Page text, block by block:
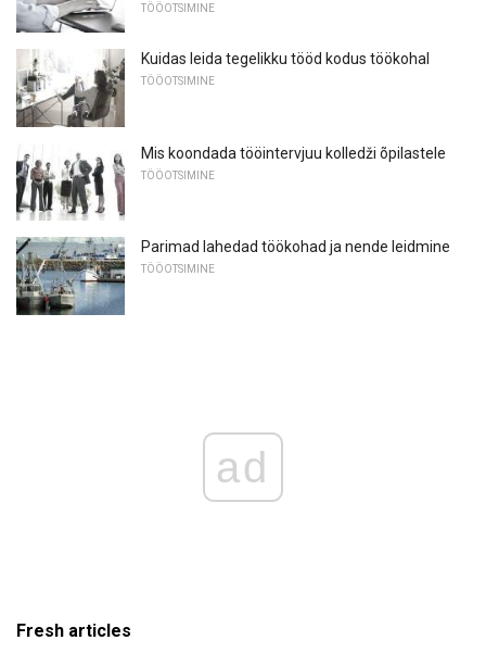
TÖÖOTSIMINE
Kuidas leida tegelikku tööd kodus töökohal
TÖÖOTSIMINE
Mis koondada tööintervjuu kolledži õpilastele
TÖÖOTSIMINE
Parimad lahedad töökohad ja nende leidmine
TÖÖOTSIMINE
ad
Fresh articles